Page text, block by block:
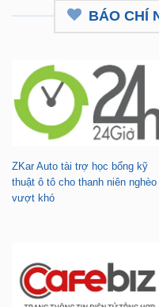
BÁO CHÍ
ZKar Auto tài trợ học bổng kỹ
thuật ô tô cho thanh niên nghèo
vượt khó